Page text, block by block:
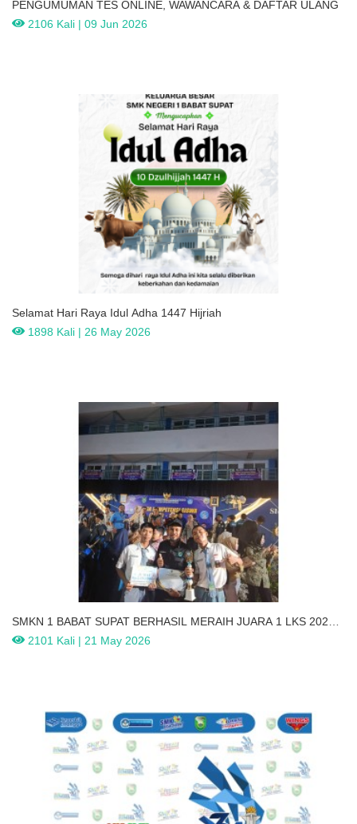
PENGUMUMAN TES ONLINE, WAWANCARA & DAFTAR ULANG
2106 Kali | 09 Jun 2026
Selamat Hari Raya Idul Adha 1447 Hijriah
1898 Kali | 26 May 2026
SMKN 1 BABAT SUPAT BERHASIL MERAIH JUARA 1 LKS 2026
TINGKAT PROVINSI SERTA LANJUT KE TINGKAT NASIONAL
2101 Kali | 21 May 2026